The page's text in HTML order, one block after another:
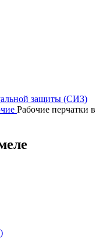
защиты (СИЗ)
Рабочие перчатки в